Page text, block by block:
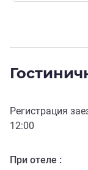
Регистрация
12:00
При отеле